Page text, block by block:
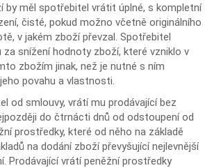
by měl spotřebitel vrátit úplné, s kompletní
čisté, pokud možno včetně originálního
v jakém zboží převzal. Spotřebitel
za snížení hodnoty zboží, které vzniklo v
zbožím jinak, než je nutné s ním
povahu a vlastnosti.
od smlouvy, vrátí mu prodávající bez
do čtrnácti dnů od odstoupení od
prostředky, které od něho na základě
na dodání zboží převyšující nejlevnější
Prodávající vrátí peněžní prostředky